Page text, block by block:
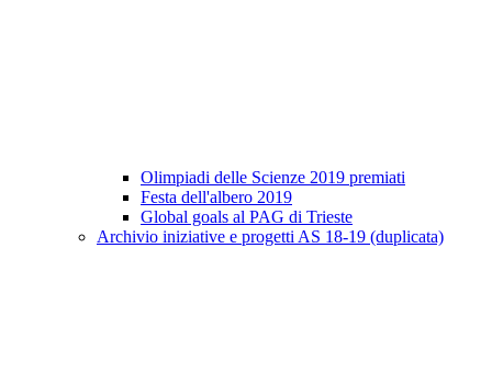
Olimpiadi delle Scienze 2019 premiati
Festa dell'albero 2019
Global goals al PAG di Trieste
Archivio iniziative e progetti AS 18-19 (duplicata)